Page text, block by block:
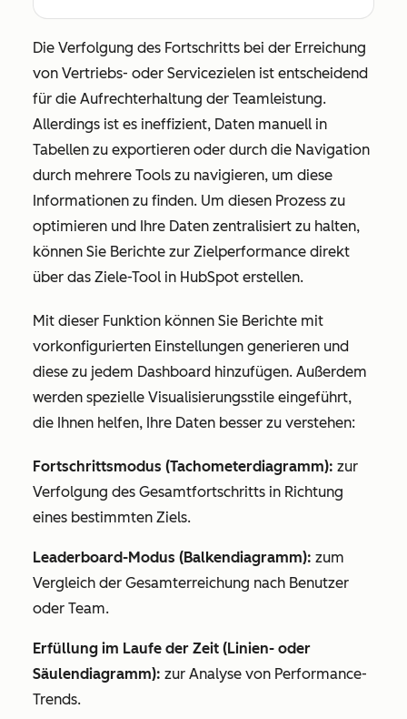
Die Verfolgung des Fortschritts bei der Erreichung
von Vertriebs- oder Servicezielen ist entscheidend
für die Aufrechterhaltung der Teamleistung.
Allerdings ist es ineffizient, Daten manuell in
Tabellen zu exportieren oder durch die Navigation
durch mehrere Tools zu navigieren, um diese
Informationen zu finden. Um diesen Prozess zu
optimieren und Ihre Daten zentralisiert zu halten,
können Sie Berichte zur Zielperformance direkt
über das Ziele-Tool in HubSpot erstellen.
Mit dieser Funktion können Sie Berichte mit
vorkonfigurierten Einstellungen generieren und
diese zu jedem Dashboard hinzufügen. Außerdem
werden spezielle Visualisierungsstile eingeführt,
die Ihnen helfen, Ihre Daten besser zu verstehen:
Fortschrittsmodus (Tachometerdiagramm): zur
Verfolgung des Gesamtfortschritts in Richtung
eines bestimmten Ziels.
Leaderboard-Modus (Balkendiagramm): zum
Vergleich der Gesamterreichung nach Benutzer
oder Team.
Erfüllung im Laufe der Zeit (Linien- oder
Säulendiagramm): zur Analyse von Performance-
Trends.